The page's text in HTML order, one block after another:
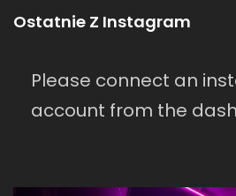
Ostatnie Z Instagram
Please connect an
account from the